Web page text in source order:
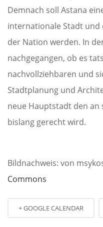
Demnach soll Astana
internationale Stadt und
der Nation werden. In
nachgegangen, ob es
nachvollziehbaren und
Stadtplanung und
neue Hauptstadt den an
bislang gerecht wird.
Bildnachweis: von
Commons
+ GOOGLE CALENDAR